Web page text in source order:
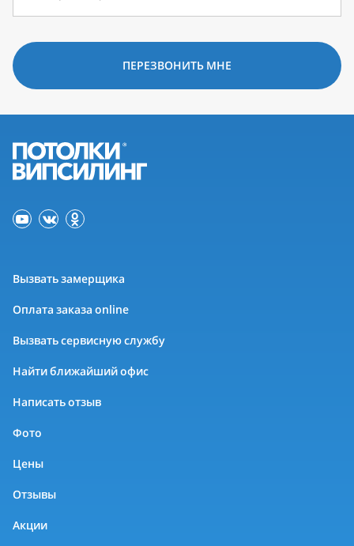
ПЕРЕЗВОНИТЬ МНЕ
Вызвать замерщика
Оплата заказа online
Вызвать сервисную службу
Найти ближайший офис
Написать отзыв
Фото
Цены
Отзывы
Акции